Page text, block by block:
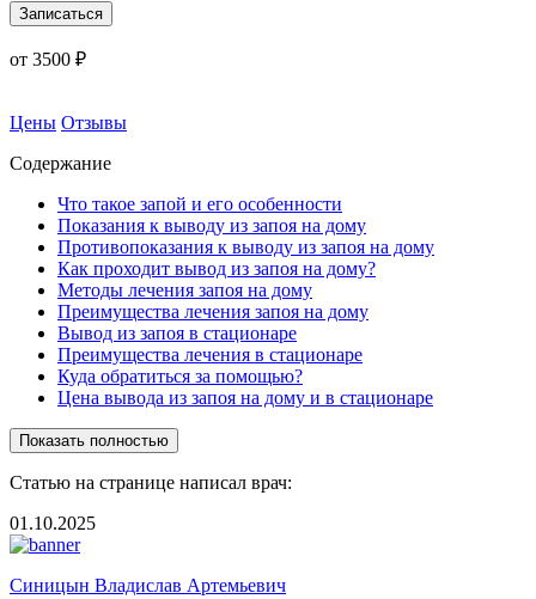
Записаться
от 3500 ₽
Цены Отзывы
Содержание
Что такое запой и его особенности
Показания к выводу из запоя на дому
Противопоказания к выводу из запоя на дому
Как проходит вывод из запоя на дому?
Методы лечения запоя на дому
Преимущества лечения запоя на дому
Вывод из запоя в стационаре
Преимущества лечения в стационаре
Куда обратиться за помощью?
Цена вывода из запоя на дому и в стационаре
Показать полностью
Статью на странице написал врач:
01.10.2025
Синицын Владислав Артемьевич